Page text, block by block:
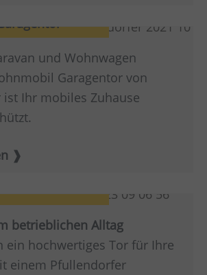
und Wohnwagen
Garagentor von
Ihr mobiles Zuhause
betrieblichen Alltag
ein hochwertiges Tor für Ihre
einem Pfullendorfer